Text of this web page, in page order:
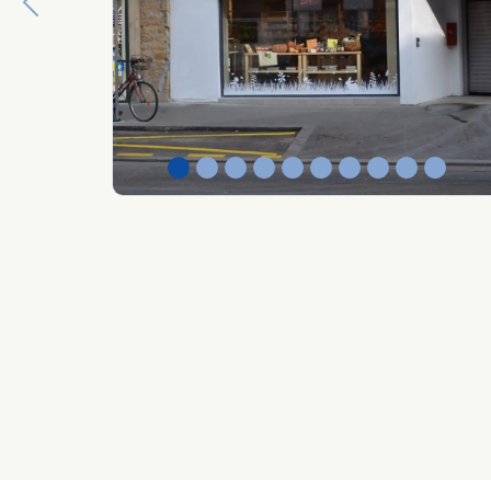
Previous